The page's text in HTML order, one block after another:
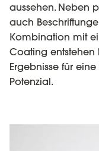
aussehen. Neben
auch
Kombination mit
Coating entstehen
Ergebnisse für
Potenzial.